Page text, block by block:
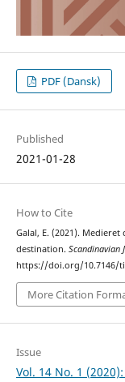
PDF (Dansk)
Published
2021-01-28
How to Cite
Galal, E. (2021).
destination. Scandinavian
https://doi.org/10.7146/
More Citation
Issue
Vol. 14 No. 1